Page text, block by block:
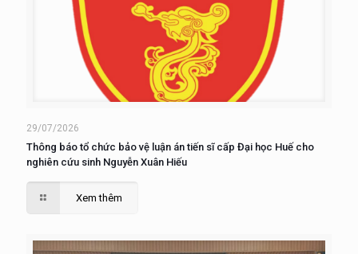
29/07/2026
Thông báo tổ chức bảo vệ luận án tiến sĩ cấp Đại học Huế cho
nghiên cứu sinh Nguyễn Xuân Hiếu
Xem thêm